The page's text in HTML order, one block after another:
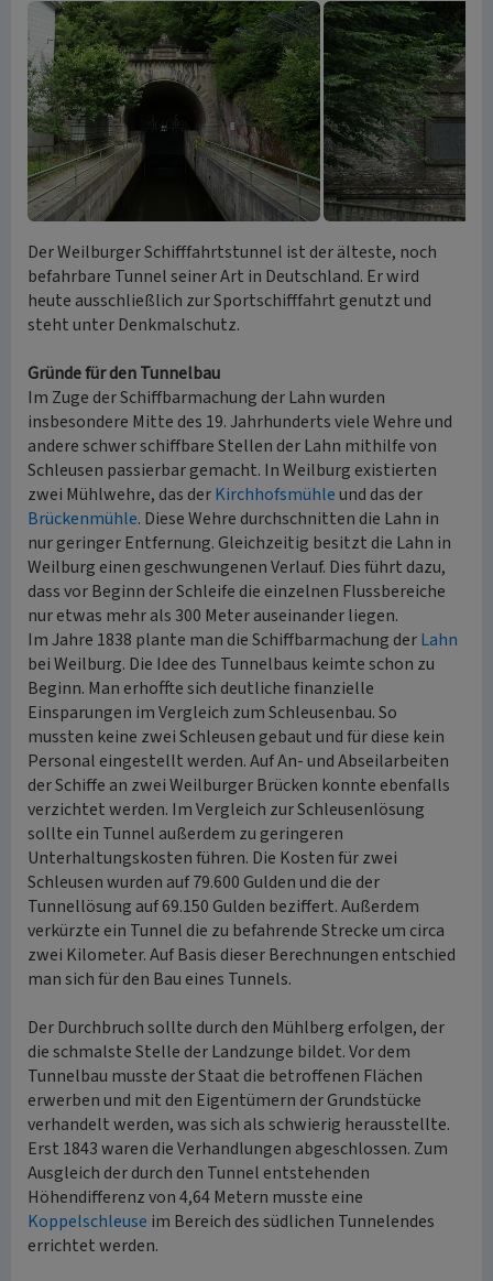
Der Weilburger Schifffahrtstunnel ist der älteste, noch
befahrbare Tunnel seiner Art in Deutschland. Er wird
heute ausschließlich zur Sportschifffahrt genutzt und
steht unter Denkmalschutz.
Gründe für den Tunnelbau
Im Zuge der Schiffbarmachung der Lahn wurden
insbesondere Mitte des 19. Jahrhunderts viele Wehre und
andere schwer schiffbare Stellen der Lahn mithilfe von
Schleusen passierbar gemacht. In Weilburg existierten
zwei Mühlwehre, das derKirchhofsmühleund das der
Brückenmühle. Diese Wehre durchschnitten die Lahn in
nur geringer Entfernung. Gleichzeitig besitzt die Lahn in
Weilburg einen geschwungenen Verlauf. Dies führt dazu,
dass vor Beginn der Schleife die einzelnen Flussbereiche
nur etwas mehr als 300 Meter auseinander liegen.
Im Jahre 1838 plante man die Schiffbarmachung derLahn
bei Weilburg. Die Idee des Tunnelbaus keimte schon zu
Beginn. Man erhoffte sich deutliche finanzielle
Einsparungen im Vergleich zum Schleusenbau. So
mussten keine zwei Schleusen gebaut und für diese kein
Personal eingestellt werden. Auf An- und Abseilarbeiten
der Schiffe an zwei Weilburger Brücken konnte ebenfalls
verzichtet werden. Im Vergleich zur Schleusenlösung
sollte ein Tunnel außerdem zu geringeren
Unterhaltungskosten führen. Die Kosten für zwei
Schleusen wurden auf 79.600 Gulden und die der
Tunnellösung auf 69.150 Gulden beziffert. Außerdem
verkürzte ein Tunnel die zu befahrende Strecke um circa
zwei Kilometer. Auf Basis dieser Berechnungen entschied
man sich für den Bau eines Tunnels.
Der Durchbruch sollte durch den Mühlberg erfolgen, der
die schmalste Stelle der Landzunge bildet. Vor dem
Tunnelbau musste der Staat die betroffenen Flächen
erwerben und mit den Eigentümern der Grundstücke
verhandelt werden, was sich als schwierig herausstellte.
Erst 1843 waren die Verhandlungen abgeschlossen. Zum
Ausgleich der durch den Tunnel entstehenden
Höhendifferenz von 4,64 Metern musste eine
Koppelschleuse im Bereich des südlichen Tunnelendes
errichtet werden.